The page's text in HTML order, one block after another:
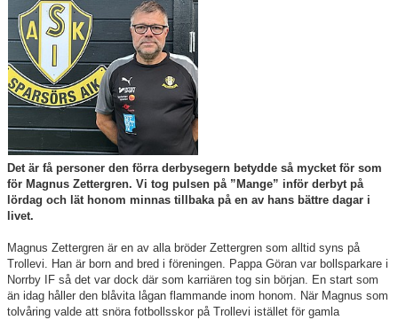
Våra lag
Kalender
Matcher
För spelare/barn
För ledare
SAIK-shopen
Elljusspår
Klubbstugan
Det är få personer den förra derbysegern betydde så mycket för som
för Magnus Zettergren. Vi tog pulsen på ”Mange” inför derbyt på
lördag och lät honom minnas tillbaka på en av hans bättre dagar i
livet.
Magnus Zettergren är en av alla bröder Zettergren som alltid syns på
Trollevi. Han är born and bred i föreningen. Pappa Göran var bollsparkare i
Norrby IF så det var dock där som karriären tog sin början. En start som
än idag håller den blåvita lågan flammande inom honom. När Magnus som
tolvåring valde att snöra fotbollsskor på Trollevi istället för gamla